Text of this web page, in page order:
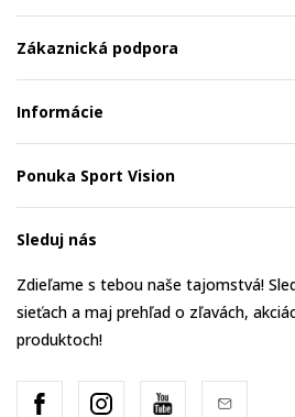
Zákaznická podpora
Informácie
Ponuka Sport Vision
Sleduj nás
Zdieľame s tebou naše tajomstvá!
sieťach a maj prehľad o zľavách,
produktoch!